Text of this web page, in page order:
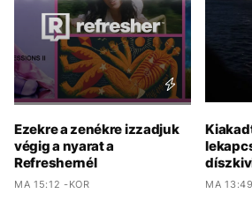
Ezekre a zenékre izzadjuk
végig a nyarat a
Refreshernél
MA 15:12 -KOR MA